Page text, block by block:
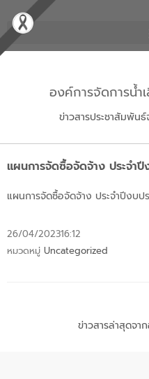
องค์การจัดการน้ำ
ข่าวสารประชาสัมพัน
แผนการจัดซื้อจัดจ้าง ประจำ
แผนการจัดซื้อจัดจ้าง ประจำปีงบ
26/04/202316:12
หมวดหมู่ Uncategorized
ข่าวสารล่าสุดจา